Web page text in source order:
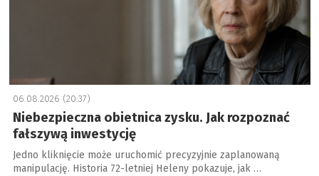
06.08.2026 (20:37)
Niebezpieczna obietnica zysku. Jak rozpoznać
fałszywą inwestycję
Jedno kliknięcie może uruchomić precyzyjnie zaplanowaną
manipulację. Historia 72-letniej Heleny pokazuje, jak …